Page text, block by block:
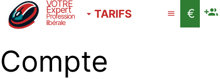
VOTRE
Expert
Profession
libérale
TARIFS €
Compte